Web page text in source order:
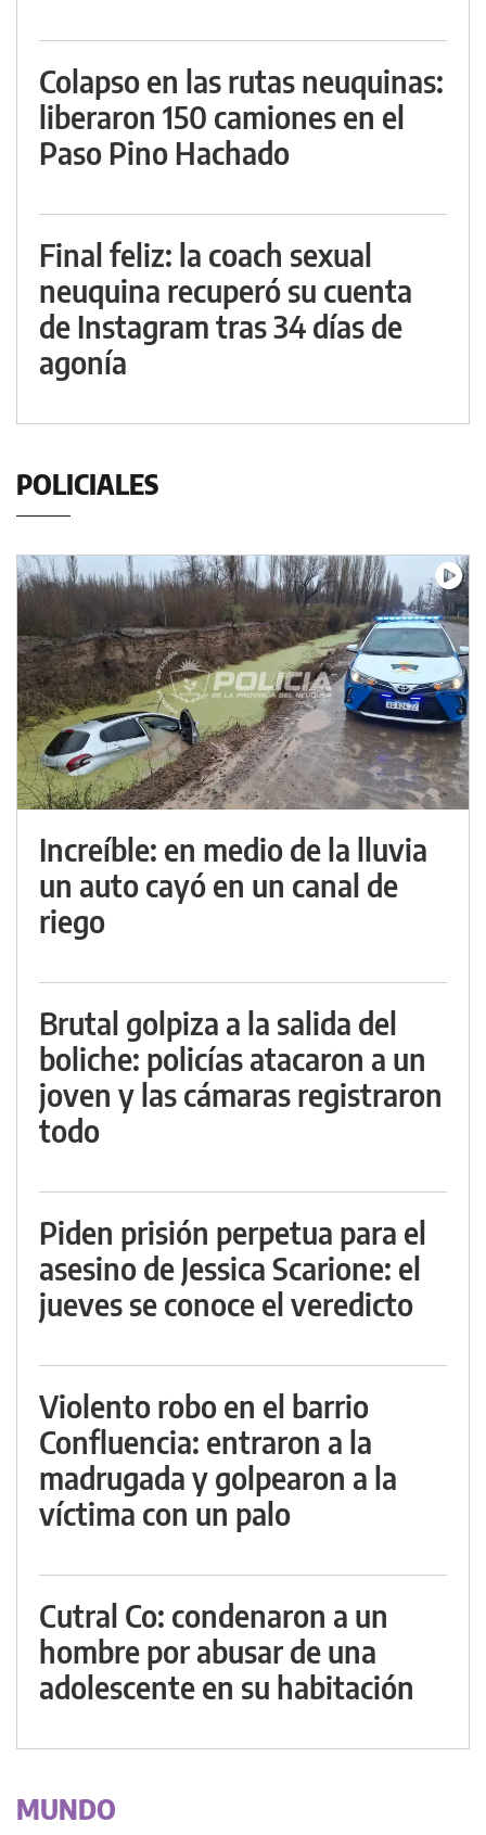
Colapso en las rutas neuquinas:
liberaron 150 camiones en el
Paso Pino Hachado
Final feliz: la coach sexual
neuquina recuperó su cuenta
de Instagram tras 34 días de
agonía
POLICIALES
Increíble: en medio de la lluvia
un auto cayó en un canal de
riego
Brutal golpiza a la salida del
boliche: policías atacaron a un
joven y las cámaras registraron
todo
Piden prisión perpetua para el
asesino de Jessica Scarione: el
jueves se conoce el veredicto
Violento robo en el barrio
Confluencia: entraron a la
madrugada y golpearon a la
víctima con un palo
Cutral Co: condenaron a un
hombre por abusar de una
adolescente en su habitación
MUNDO